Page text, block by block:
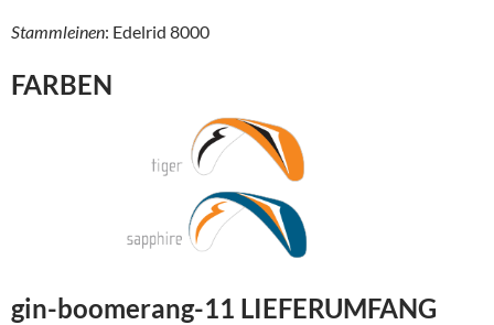
Stammleinen: Edelrid 8000
FARBEN
gin-boomerang-11 LIEFERUMFANG